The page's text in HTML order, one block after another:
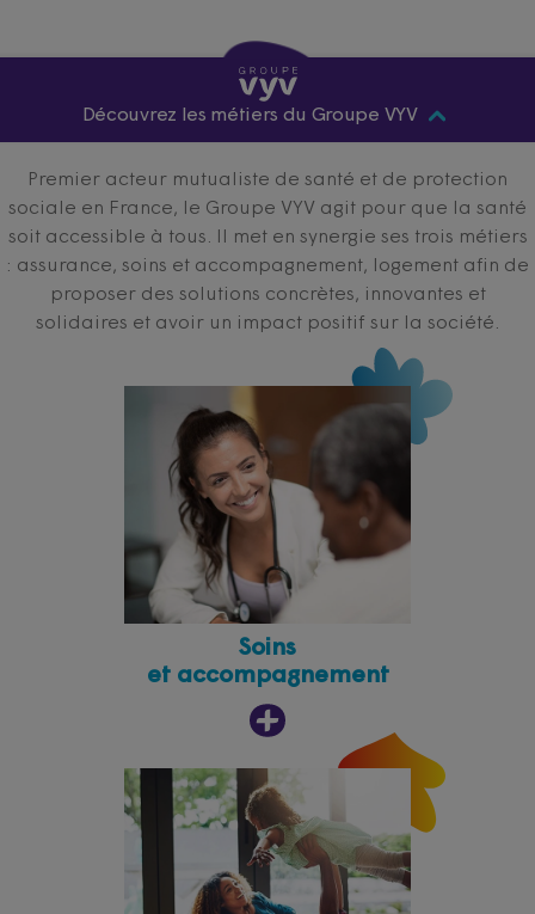
Découvrez les métiers du Groupe VYV
Premier acteur mutualiste de santé et de protection
sociale en France, le Groupe VYV agit pour que la santé
soit accessible à tous. Il met en synergie ses trois métiers
: assurance, soins et accompagnement, logement afin de
proposer des solutions concrètes, innovantes et
solidaires et avoir un impact positif sur la société.
Soins
et accompagnement